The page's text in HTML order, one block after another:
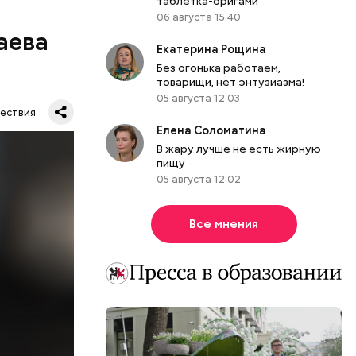
дворе
не
и
06 августа 15:40
Екатерина Рощина
Без огонька работаем,
товарищи, нет энтузиазма!
05 августа 12:03
Елена Соломатина
В жару лучше не есть жирную
пищу
05 августа 12:02
Все мнения